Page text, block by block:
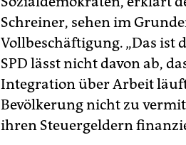
Schreiner, sehen im
Vollbeschäftigung. „Das ist
SPD lässt nicht davon ab,
Integration über Arbeit
Bevölkerung nicht zu
ihren Steuergeldern